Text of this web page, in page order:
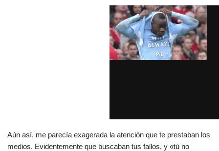
Aún así, me parecía exagerada la atención que te prestaban los
medios. Evidentemente que buscaban tus fallos, y «tú no